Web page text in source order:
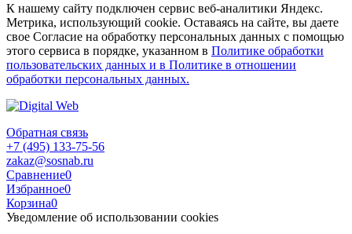
К нашему сайту подключен сервис веб-аналитики Яндекс.
Метрика, использующий cookie. Оставаясь на сайте, вы даете
свое Согласие на обработку персональных данных с помощью
этого сервиса в порядке, указанном в Политике обработки
пользовательских данных и в Политике в отношении
обработки персональных данных.
Обратная связь
+7 (495) 133-75-56
zakaz@sosnab.ru
Сравнение0
Избранное0
Корзина0
Уведомление об использовании cookies